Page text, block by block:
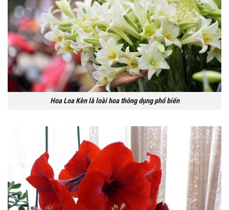
Hoa Loa Kèn là loài hoa thông dụng phổ biến